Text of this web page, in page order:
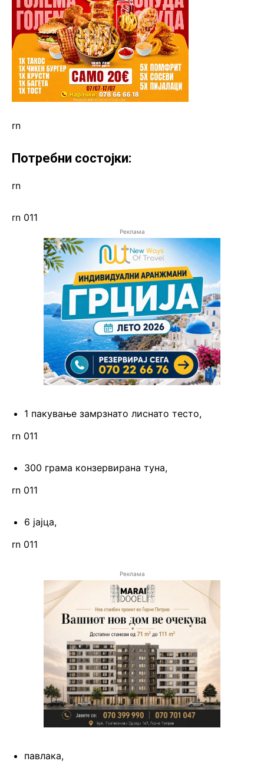
rn
Потребни состојки:
rn
rn 011
Реклама
1 пакување замрзнато лиснато тесто,
rn 011
300 грама конзервирана туна,
rn 011
6 јајца,
rn 011
Реклама
павлака,